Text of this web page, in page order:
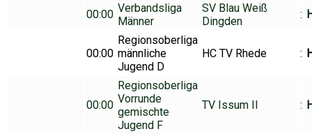
00:00 Verbandsliga
Männer
SV Blau Weiß
Dingden
:
00:00
Regionsoberliga
männliche
Jugend D
HC TV Rhede :
00:00
Regionsoberliga
Vorrunde
gemischte
Jugend F
TV Issum II :